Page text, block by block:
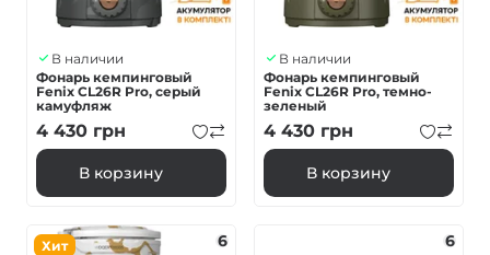
В наличии
Фонарь кемпинговый
Fenix ​​CL26R Pro, серый
камуфляж
4 430 грн
В корзину
В наличии
Фонарь кемпинговый
Fenix ​​CL26R Pro, темно-
зеленый
4 430 грн
В корзину
Хит
6
6